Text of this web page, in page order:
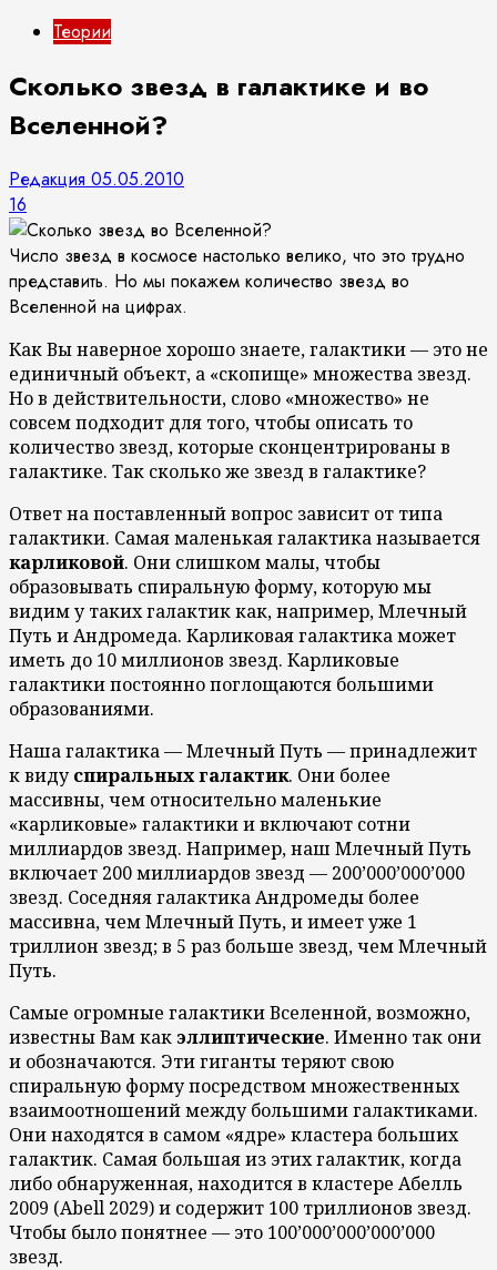
Теории
Сколько звезд в галактике и во
Вселенной?
Редакция 05.05.2010
16
Число звезд в космосе настолько велико, что это трудно
представить. Но мы покажем количество звезд во
Вселенной на цифрах.
Как Вы наверное хорошо знаете, галактики — это не
единичный объект, а «скопище» множества звезд.
Но в действительности, слово «множество» не
совсем подходит для того, чтобы описать то
количество звезд, которые сконцентрированы в
галактике. Так сколько же звезд в галактике?
Ответ на поставленный вопрос зависит от типа
галактики. Самая маленькая галактика называется
карликовой. Они слишком малы, чтобы
образовывать спиральную форму, которую мы
видим у таких галактик как, например, Млечный
Путь и Андромеда. Карликовая галактика может
иметь до 10 миллионов звезд. Карликовые
галактики постоянно поглощаются большими
образованиями.
Наша галактика — Млечный Путь — принадлежит
к видуспиральных галактик. Они более
массивны, чем относительно маленькие
«карликовые» галактики и включают сотни
миллиардов звезд. Например, наш Млечный Путь
включает 200 миллиардов звезд — 200’000’000’000
звезд. Соседняя галактика Андромеды более
массивна, чем Млечный Путь, и имеет уже 1
триллион звезд; в 5 раз больше звезд, чем Млечный
Путь.
Самые огромные галактики Вселенной, возможно,
известны Вам какэллиптические. Именно так они
и обозначаются. Эти гиганты теряют свою
спиральную форму посредством множественных
взаимоотношений между большими галактиками.
Они находятся в самом «ядре» кластера больших
галактик. Самая большая из этих галактик, когда
либо обнаруженная, находится в кластере Абелль
2009 (Abell 2029) и содержит 100 триллионов звезд.
Чтобы было понятнее — это 100’000’000’000’000
звезд.